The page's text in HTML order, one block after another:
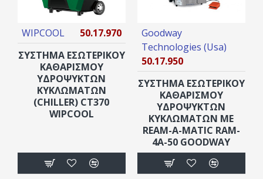
WIPCOOL
50.17.970
ΣΥΣΤΗΜΑ ΕΣΩΤΕΡΙΚΟΥ
ΚΑΘΑΡΙΣΜΟΥ
ΥΔΡΟΨΥΚΤΩΝ
ΚΥΚΛΩΜΑΤΩΝ
(CHILLER) CT370
WIPCOOL
Goodway
Technologies (Usa)
50.17.950
ΣΥΣΤΗΜΑ ΕΣΩΤΕΡΙΚΟΥ
ΚΑΘΑΡΙΣΜΟΥ
ΥΔΡΟΨΥΚΤΩΝ
ΚΥΚΛΩΜΑΤΩΝ ΜΕ
REAM-A-MATIC RAM-
4A-50 GOODWAY